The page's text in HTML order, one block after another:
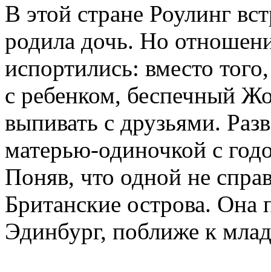
В этой стране Роулинг
родила дочь. Но
испортились: вместо
с ребенком, беспечный
выпивать с друзьями.
матерью-одиночкой с
Поняв, что одной не
Британские острова. Она
Эдинбург, поближе к